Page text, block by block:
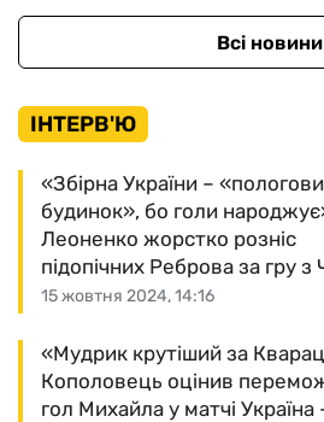
Всі новини
ІНТЕРВ'Ю
15 жовтня 2024, 14:16
«Збірна України –
будинок», бо голи
Леоненко жорстко розніс
підопічних Реброва за гру з
«Мудрик крутіший за
Кополовець оцінив
гол Михайла у матчі Україна